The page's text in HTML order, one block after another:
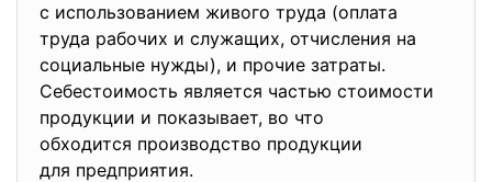
с использованием живого труда (оплата
труда рабочих и служащих, отчисления на
социальные нужды), и прочие затраты.
Себестоимость является частью стоимости
продукции и показывает, во что
обходится производство продукции
для предприятия.